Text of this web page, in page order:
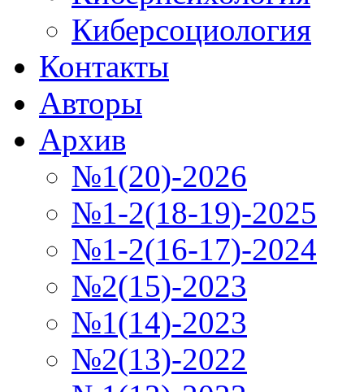
Киберсоциология
Контакты
Авторы
Архив
№1(20)-2026
№1-2(18-19)-2025
№1-2(16-17)-2024
№2(15)-2023
№1(14)-2023
№2(13)-2022